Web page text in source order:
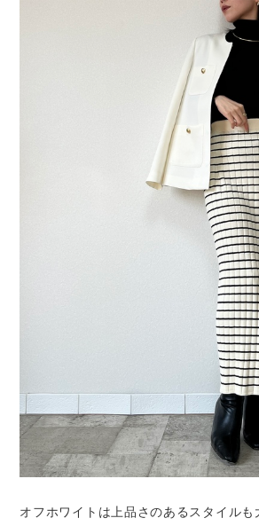
オフホワイトは上品さのあるスタイルも